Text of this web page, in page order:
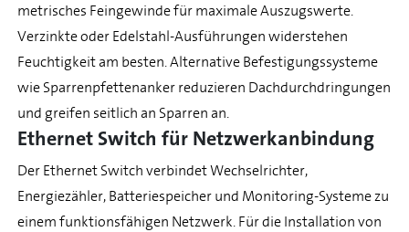
metrisches Feingewinde für maximale Auszugswerte.
Verzinkte oder Edelstahl-Ausführungen widerstehen
Feuchtigkeit am besten. Alternative Befestigungssysteme
wie Sparrenpfettenanker reduzieren Dachdurchdringungen
und greifen seitlich an Sparren an.
Ethernet Switch für Netzwerkanbindung
Der Ethernet Switch verbindet Wechselrichter,
Energiezähler, Batteriespeicher und Monitoring-Systeme zu
einem funktionsfähigen Netzwerk. Für die Installation von